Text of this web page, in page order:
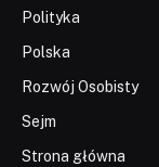
Polityka
Polska
Rozwój Osobisty
Sejm
Strona główna